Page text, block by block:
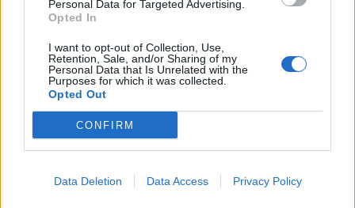
Personal Data for Targeted Advertising.
Opted In
I want to opt-out of Collection, Use,
Retention, Sale, and/or Sharing of my
Personal Data that Is Unrelated with the
Purposes for which it was collected.
Opted Out
CONFIRM
Data Deletion Data Access Privacy Policy